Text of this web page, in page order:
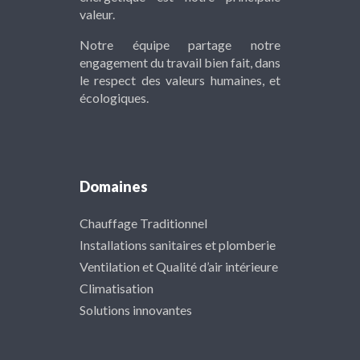
valeur.
Notre équipe partage notre
engagement du travail bien fait, dans
le respect des valeurs humaines, et
écologiques.
Domaines
Chauffage Traditionnel
Installations sanitaires et plomberie
Ventilation et Qualité d’air intérieure
Climatisation
Solutions innovantes